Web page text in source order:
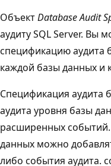
ОбъектDatabase Audit
аудиту SQL Server. Вы
спецификацию аудита
каждой базы данных и
Спецификация аудита
аудита уровня базы
расширенных
данных можно
либо события аудита.